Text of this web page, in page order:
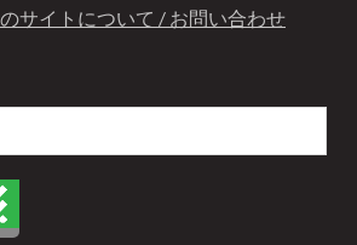
サイトについて / お問い合わせ